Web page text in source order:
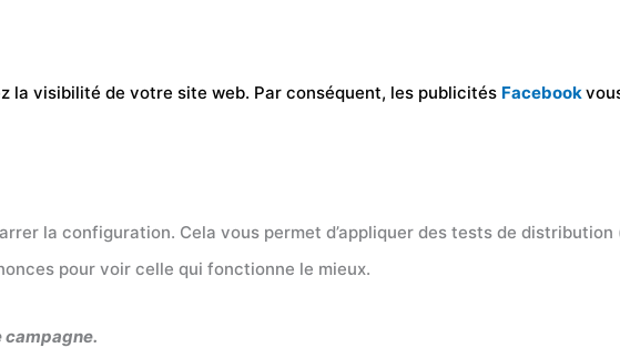
la visibilité de votre site web. Par conséquent, les publicités Facebook
la configuration. Cela vous permet d’appliquer des tests de
pour voir celle qui fonctionne le mieux.
campagne.